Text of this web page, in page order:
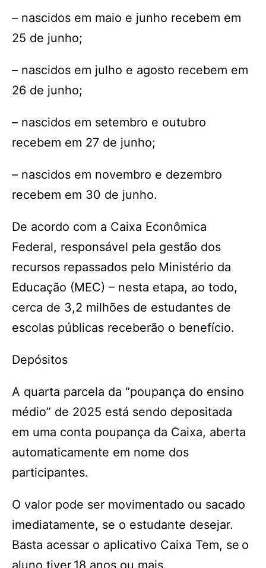
– nascidos em maio e junho recebem em
25 de junho;
– nascidos em julho e agosto recebem em
26 de junho;
– nascidos em setembro e outubro
recebem em 27 de junho;
– nascidos em novembro e dezembro
recebem em 30 de junho.
De acordo com a Caixa Econômica
Federal, responsável pela gestão dos
recursos repassados pelo Ministério da
Educação (MEC) – nesta etapa, ao todo,
cerca de 3,2 milhões de estudantes de
escolas públicas receberão o benefício.
Depósitos
A quarta parcela da “poupança do ensino
médio” de 2025 está sendo depositada
em uma conta poupança da Caixa, aberta
automaticamente em nome dos
participantes.
O valor pode ser movimentado ou sacado
imediatamente, se o estudante desejar.
Basta acessar o aplicativo Caixa Tem, se o
aluno tiver 18 anos ou mais.